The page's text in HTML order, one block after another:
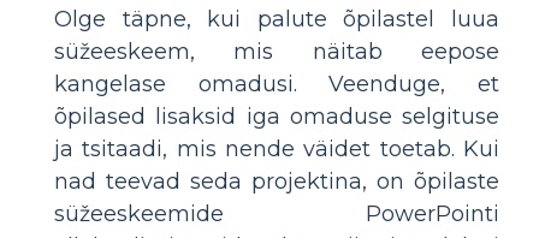
Olge täpne, kui palute õpilastel luua
süžeeskeem, mis näitab eepose
kangelase omadusi. Veenduge, et
õpilased lisaksid iga omaduse selgituse
ja tsitaadi, mis nende väidet toetab. Kui
nad teevad seda projektina, on õpilaste
süžeeskeemide PowerPointi